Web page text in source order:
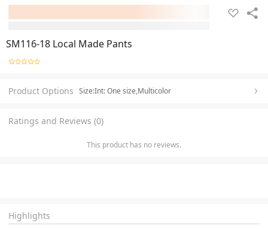
SM116-18 Local Made Pants
Product Options Size:Int: One size,Multicolor
Ratings and Reviews (0)
This product has no reviews.
Highlights